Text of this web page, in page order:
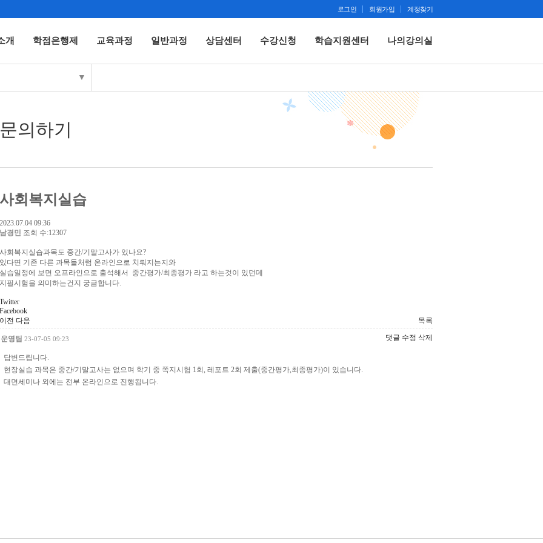
로그인 회원가입 계정찾기
개 학점은행제 교육과정 일반과정 상담센터 수강신청 학습지원센터 나의강의실
▼
문의하기
사회복지실습
2023.07.04 09:36
남경민 조회 수:12307
사회복지실습과목도 중간/기말고사가 있나요?
있다면 기존 다른 과목들처럼 온라인으로 치뤄지는지와
실습일정에 보면 오프라인으로 출석해서 중간평가/최종평가 라고 하는것이 있던데
지필시험을 의미하는건지 궁금합니다.
Twitter
Facebook
이전 다음 목록
운영팀 23-07-05 09:23 댓글 수정 삭제
답변드립니다.
현장실습 과목은 중간/기말고사는 없으며 학기 중 쪽지시험 1회, 레포트 2회 제출(중간평가,최종평가)이 있습니다.
대면세미나 외에는 전부 온라인으로 진행됩니다.